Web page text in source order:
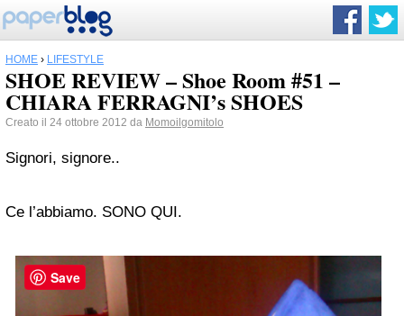
HOME › LIFESTYLE
SHOE REVIEW – Shoe Room #51 –
CHIARA FERRAGNI’s SHOES
Creato il 24 ottobre 2012 da Momoilgomitolo
Signori, signore..
Ce l’abbiamo. SONO QUI.
Save